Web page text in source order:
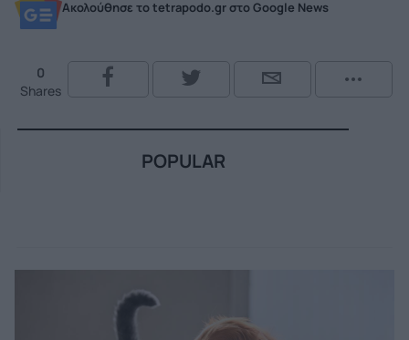
Ακολούθησε το tetrapodo.gr στο Google News
0
Shares
POPULAR